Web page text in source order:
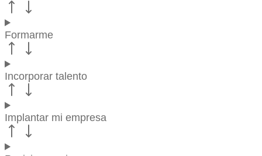
Formarme
Incorporar talento
Implantar mi empresa